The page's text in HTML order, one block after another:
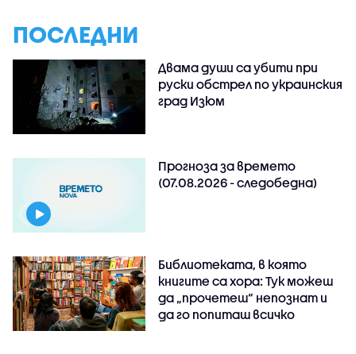
ПОСЛЕДНИ
Двама души са убити при
руски обстрeл по украинския
град Изюм
Прогноза за времето
(07.08.2026 - следобедна)
Библиотеката, в която
книгите са хора: Тук можеш
да „прочетеш“ непознат и
да го попиташ всичко